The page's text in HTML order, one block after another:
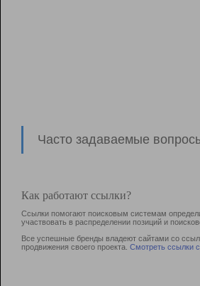
Часто задаваемые
Как работают ссылки?
Ссылки помогают поисковым системам
участвовать в раcпределении позиций и
Все успешные бренды владеют сайтами со
продвижения своего проекта. Смотреть ссылки